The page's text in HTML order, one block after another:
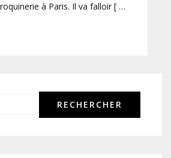
à Paris. Il va falloir [ …